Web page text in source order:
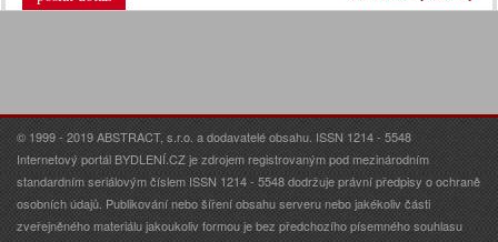
© 1999 - 2019 ABSTRACT, s.r.o. a dodavatelé obsahu. ISSN 1214 - 5548
Internetový portál BYDLENÍ.CZ je zdrojem registrovaným pod mezinárodním
standardním seriálovým číslem ISSN 1214 - 5548 dodržuje právní předpisy o ochraně
osobních údajů. Publikování nebo šíření obsahu serveru nebo jakékoliv části
zveřejněného materiálu jakoukoliv formou je bez předchozího písemného souhlasu